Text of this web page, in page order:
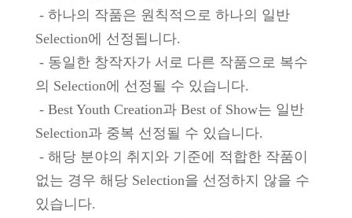
- 하나의 작품은 원칙적으로 하나의 일반
Selection에 선정됩니다.
- 동일한 창작자가 서로 다른 작품으로 복수
의 Selection에 선정될 수 있습니다.
- Best Youth Creation과 Best of Show는 일반
Selection과 중복 선정될 수 있습니다.
- 해당 분야의 취지와 기준에 적합한 작품이
없는 경우 해당 Selection을 선정하지 않을 수
있습니다.